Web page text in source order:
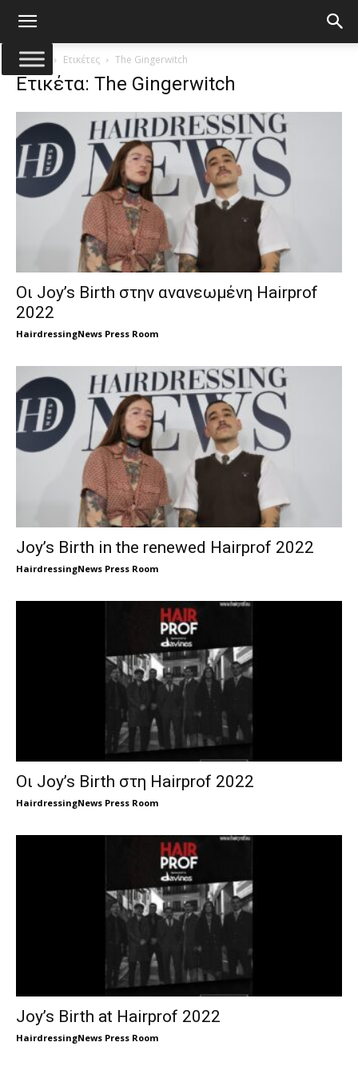
Αρχική Ετικέτες The Gingerwitch
Ετικέτα: The Gingerwitch
Οι Joy’s Birth στην ανανεωμένη Hairprof
2022
HairdressingNews Press Room
Joy’s Birth in the renewed Hairprof 2022
HairdressingNews Press Room
Οι Joy’s Birth στη Hairprof 2022
HairdressingNews Press Room
Joy’s Birth at Hairprof 2022
HairdressingNews Press Room